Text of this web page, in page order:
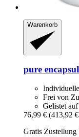
Warenkorb
pure
Frei von
Gelistet
76,99 € (413,92
Gratis Zustellung